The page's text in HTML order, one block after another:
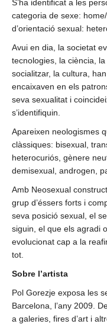
S’ha identificat a les
categoria de sexe:
d’orientació sexual:
Avui en dia, la societat
tecnologies, la ciència,
socialitzar, la cultura,
encaixaven en els
seva sexualitat i
s’identifiquin.
Apareixen neologismes
clàssiques: bisexual,
heterocuriós, gènere
demisexual, androgen,
Amb Neosexual
grup d’éssers forts i
seva posició sexual, el
siguin, el que els agradi
evolucionat cap a la
tot.
Sobre l’artista
Pol Gorezje exposa les
Barcelona, l’any 2009.
a galeries, fires d’art i